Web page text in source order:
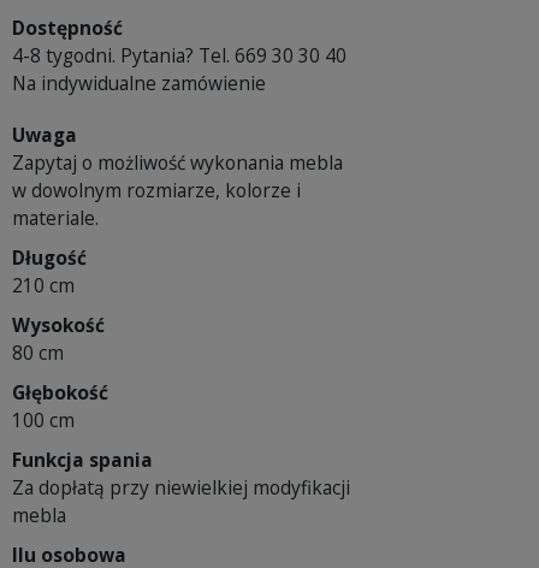
Dostępność
4-8 tygodni. Pytania? Tel. 669 30 30 40
Na indywidualne zamówienie
Uwaga
Zapytaj o możliwość wykonania mebla
w dowolnym rozmiarze, kolorze i
materiale.
Długość
210 cm
Wysokość
80 cm
Głębokość
100 cm
Funkcja spania
Za dopłatą przy niewielkiej modyfikacji
mebla
Ilu osobowa